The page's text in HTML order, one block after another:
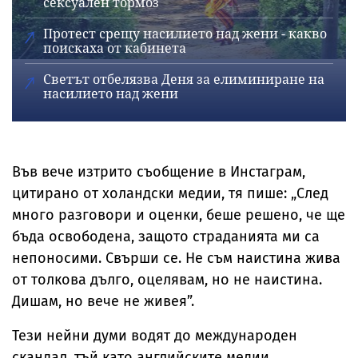
Протест срещу насилието над жени - какво
поискаха от кабинета
Светът отбелязва Деня за елиминиране на
насилието над жени
Във вече изтрито съобщение в Инстаграм,
цитирано от холандски медии, тя пише: „След
много разговори и оценки, беше решено, че ще
бъда освободена, защото страданията ми са
непоносими. Свърши се. Не съм наистина жива
от толкова дълго, оцелявам, но не наистина.
Дишам, но вече не живея”.
Тези нейни думи водят до международен